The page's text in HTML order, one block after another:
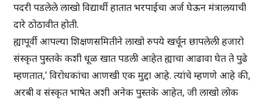
पदरी पडलेले लाखो विद्यार्थी हातात भरपाईचा अर्ज घेऊन मंत्रालयाची
दारे ठोठावीत होती.
ह्यापूर्वी आपल्या शिक्षणसमितीने लाखो रुपये खर्चून छापलेली हजारो
संस्कृत पुस्तके कशी धूळ खात पडली आहेत ह्याचा आढावा घेत ते पुढे
म्हणतात,’ विरोधकांचा आणखी एक मुद्दा आहे. त्यांचे म्हणणे आहे की,
अरबी व संस्कृत भाषेत अशी अनेक पुस्तके आहेत, जी लाखो लोक